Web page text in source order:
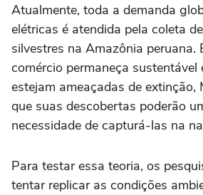
Atualmente, toda a demanda
elétricas é atendida pela coleta
silvestres na Amazônia peruana.
comércio permaneça sustentável
estejam ameaçadas de extinção,
que suas descobertas poderão
necessidade de capturá-las na
Para testar essa teoria, os
tentar replicar as condições